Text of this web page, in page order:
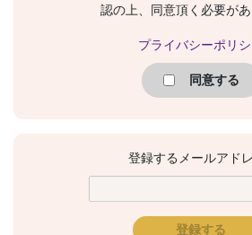
認の上、同意頂く必要があ
プライバシーポリ
同意する
登録するメールアド